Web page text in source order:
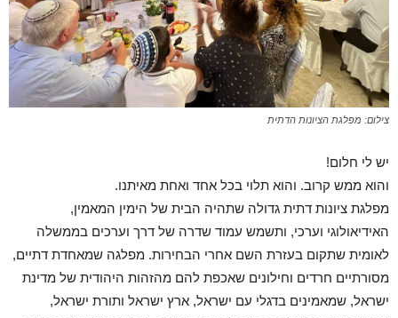
צילום: מפלגת הציונות הדתית
יש לי חלום!
והוא ממש קרוב. והוא תלוי בכל אחד ואחת מאיתנו.
מפלגת ציונות דתית גדולה שתהיה הבית של הימין המאמין,
האידיאולוגי וערכי, ותשמש עמוד שדרה של דרך וערכים בממשלה
לאומית שתקום בעזרת השם אחרי הבחירות. מפלגה שמאחדת דתיים,
מסורתיים חרדים וחילונים שאכפת להם מהזהות היהודית של מדינת
ישראל, שמאמינים בדגלי עם ישראל, ארץ ישראל ותורת ישראל,